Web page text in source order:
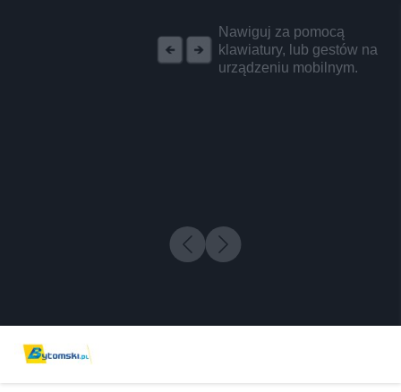
Nawiguj za pomocą
klawiatury, lub gestów na
urządzeniu mobilnym.